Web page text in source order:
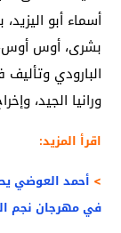
أسماء أبو
بشرى، أوس
البارودي
ورانيا الجيد،
اقرأ المزيد:
> أحمد العوضي
في مهرجان نجم